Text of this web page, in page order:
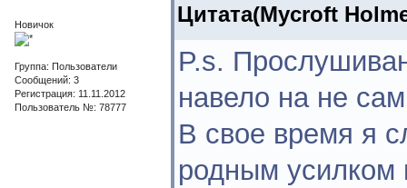
Новичок
Группа: Пользователи
Сообщений: 3
Регистрация: 11.11.2012
Пользователь №: 78777
Цитата(Mycroft
P.s.
навело на не
В свое время я
родным усилком